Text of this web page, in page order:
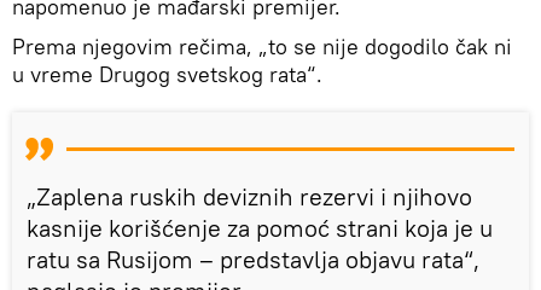
napomenuo je mađarski premijer.
Prema njegovim rečima, „to se nije dogodilo čak ni
u vreme Drugog svetskog rata“.
„Zaplena ruskih deviznih rezervi i njihovo
kasnije korišćenje za pomoć strani koja je u
ratu sa Rusijom – predstavlja objavu rata“,